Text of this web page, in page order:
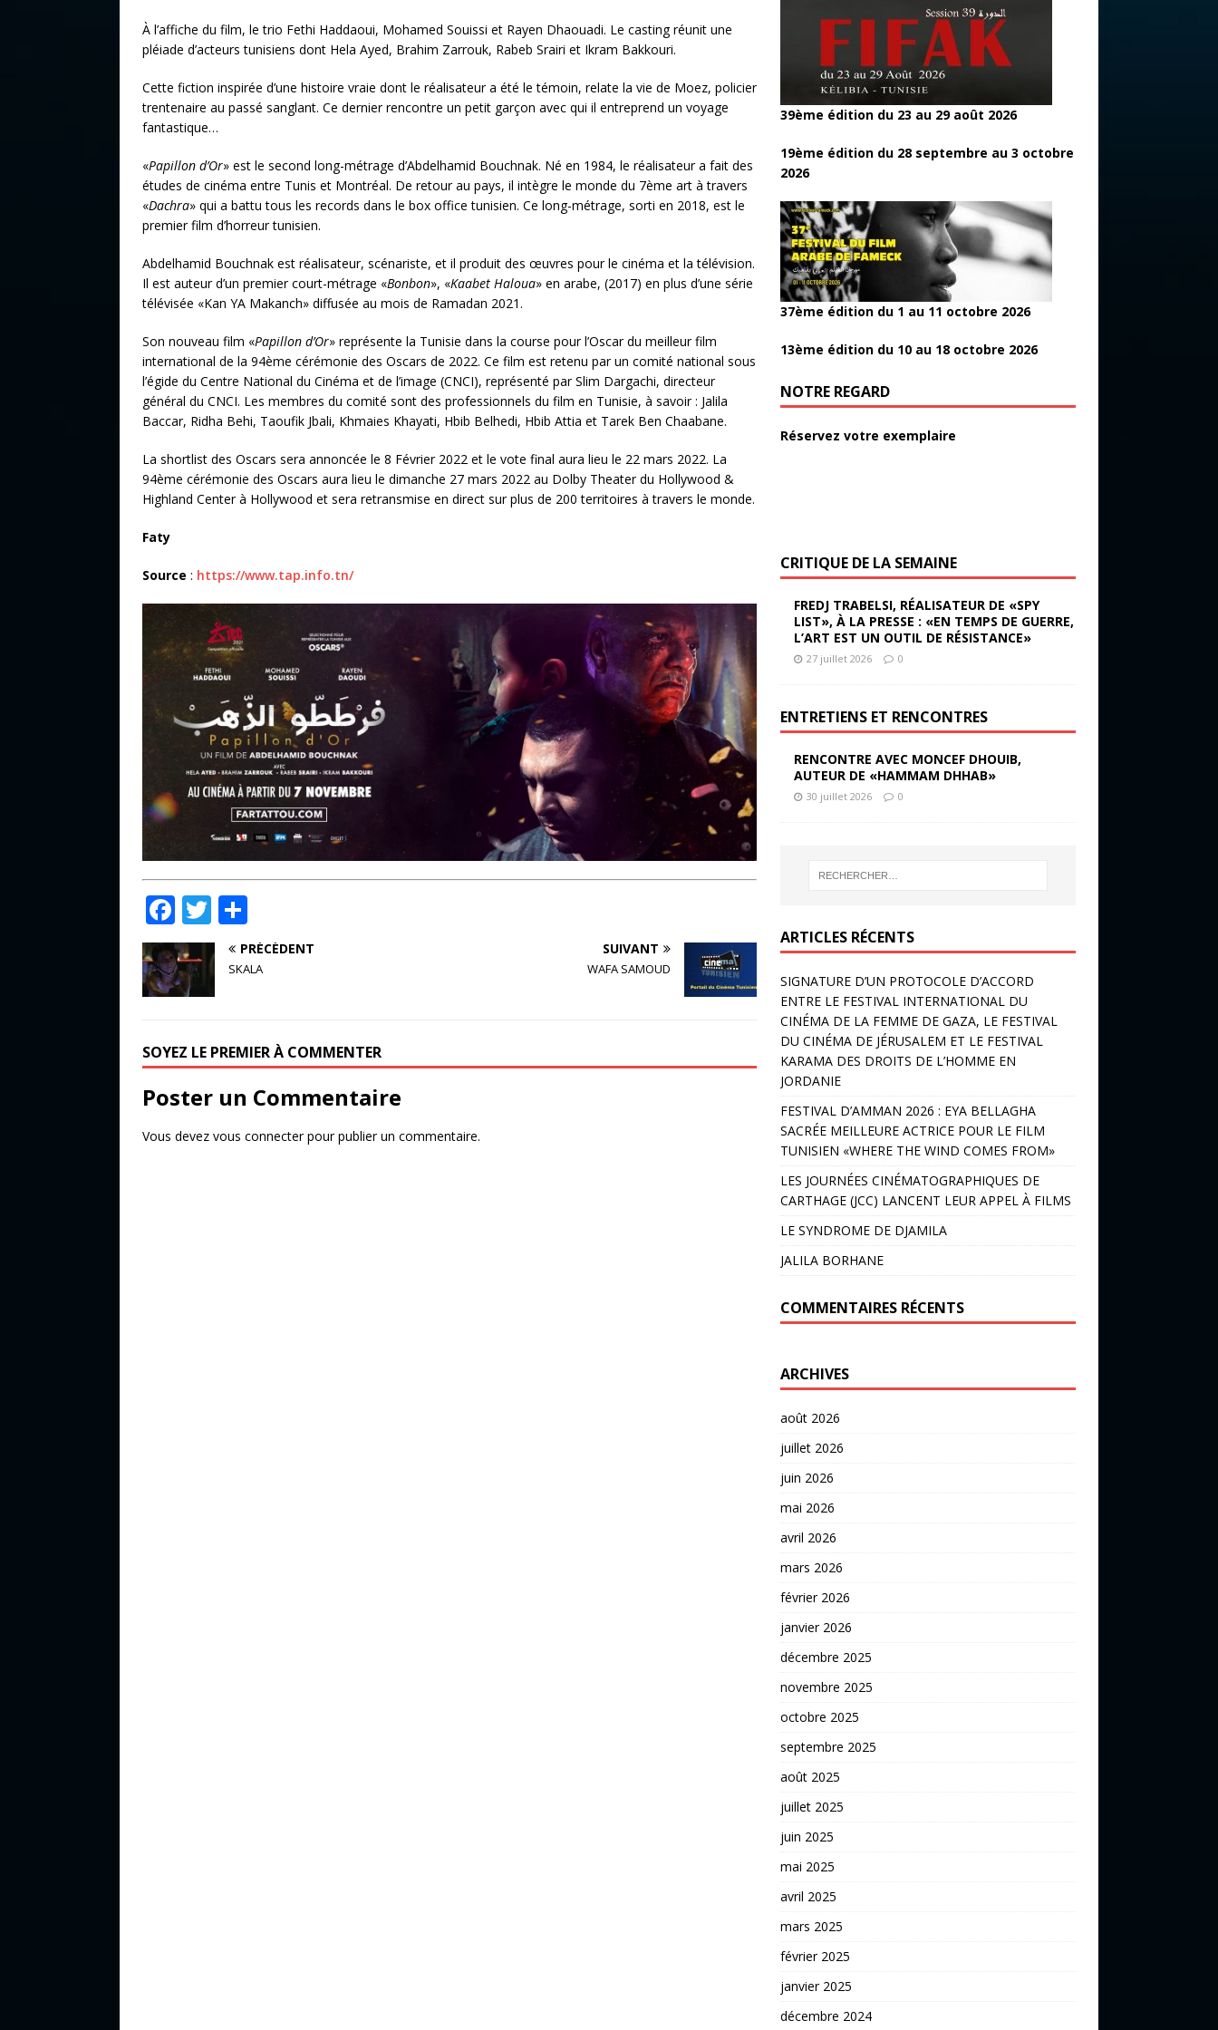
À l’affiche du film, le trio Fethi Haddaoui, Mohamed Souissi et Rayen Dhaouadi. Le casting réunit une
pléiade d’acteurs tunisiens dont Hela Ayed, Brahim Zarrouk, Rabeb Srairi et Ikram Bakkouri.
Cette fiction inspirée d’une histoire vraie dont le réalisateur a été le témoin, relate la vie de Moez, policier
trentenaire au passé sanglant. Ce dernier rencontre un petit garçon avec qui il entreprend un voyage
fantastique…
«Papillon d’Or» est le second long-métrage d’Abdelhamid Bouchnak. Né en 1984, le réalisateur a fait des
études de cinéma entre Tunis et Montréal. De retour au pays, il intègre le monde du 7ème art à travers
«Dachra» qui a battu tous les records dans le box office tunisien. Ce long-métrage, sorti en 2018, est le
premier film d’horreur tunisien.
Abdelhamid Bouchnak est réalisateur, scénariste, et il produit des œuvres pour le cinéma et la télévision.
Il est auteur d’un premier court-métrage «Bonbon», «Kaabet Haloua» en arabe, (2017) en plus d’une série
télévisée «Kan YA Makanch» diffusée au mois de Ramadan 2021.
Son nouveau film «Papillon d’Or» représente la Tunisie dans la course pour l’Oscar du meilleur film
international de la 94ème cérémonie des Oscars de 2022. Ce film est retenu par un comité national sous
l’égide du Centre National du Cinéma et de l’image (CNCI), représenté par Slim Dargachi, directeur
général du CNCI. Les membres du comité sont des professionnels du film en Tunisie, à savoir : Jalila
Baccar, Ridha Behi, Taoufik Jbali, Khmaies Khayati, Hbib Belhedi, Hbib Attia et Tarek Ben Chaabane.
La shortlist des Oscars sera annoncée le 8 Février 2022 et le vote final aura lieu le 22 mars 2022. La
94ème cérémonie des Oscars aura lieu le dimanche 27 mars 2022 au Dolby Theater du Hollywood &
Highland Center à Hollywood et sera retransmise en direct sur plus de 200 territoires à travers le monde.
Faty
Source : https://www.tap.info.tn/
F
a
c
e
o
o
k
T
w
it
te
ar
ta
r
PRÉCÉDENT
SKALA
SUIVANT
WAFA SAMOUD
SOYEZ LE PREMIER À COMMENTER
Poster un Commentaire
Vous devez vous connecterpour publier un commentaire.
39ème édition du 23 au 29 août 2026
19ème édition du 28 septembre au 3 octobre
2026
37ème édition du 1 au 11 octobre 2026
13ème édition du 10 au 18 octobre 2026
NOTRE REGARD
Réservez votre exemplaire
CRITIQUE DE LA SEMAINE
FREDJ TRABELSI, RÉALISATEUR DE «SPY
LIST», À LA PRESSE : «EN TEMPS DE GUERRE,
L’ART EST UN OUTIL DE RÉSISTANCE»
27 juillet 2026 0
ENTRETIENS ET RENCONTRES
RENCONTRE AVEC MONCEF DHOUIB,
AUTEUR DE «HAMMAM DHHAB»
30 juillet 2026 0
ARTICLES RÉCENTS
SIGNATURE D’UN PROTOCOLE D’ACCORD
ENTRE LE FESTIVAL INTERNATIONAL DU
CINÉMA DE LA FEMME DE GAZA, LE FESTIVAL
DU CINÉMA DE JÉRUSALEM ET LE FESTIVAL
KARAMA DES DROITS DE L’HOMME EN
JORDANIE
FESTIVAL D’AMMAN 2026 : EYA BELLAGHA
SACRÉE MEILLEURE ACTRICE POUR LE FILM
TUNISIEN «WHERE THE WIND COMES FROM»
LES JOURNÉES CINÉMATOGRAPHIQUES DE
CARTHAGE (JCC) LANCENT LEUR APPEL À FILMS
LE SYNDROME DE DJAMILA
JALILA BORHANE
COMMENTAIRES RÉCENTS
ARCHIVES
août 2026
juillet 2026
juin 2026
mai 2026
avril 2026
mars 2026
février 2026
janvier 2026
décembre 2025
novembre 2025
octobre 2025
septembre 2025
août 2025
juillet 2025
juin 2025
mai 2025
avril 2025
mars 2025
février 2025
janvier 2025
décembre 2024